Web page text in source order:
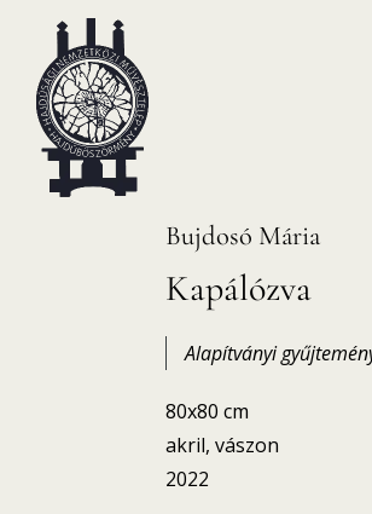
content
HANEMA – Hajdúsági Nemzetközi
Bujdosó Mária
Kapálózva
Alapítványi
80x80 cm
akril, vászon
2022